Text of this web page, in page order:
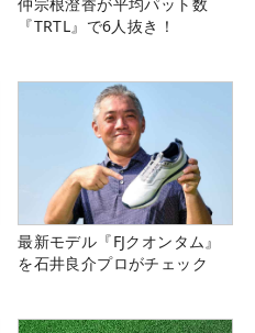
『TRTL』で6人抜き！
最新モデル『FJクオンタム』
を石井良介プロがチェック